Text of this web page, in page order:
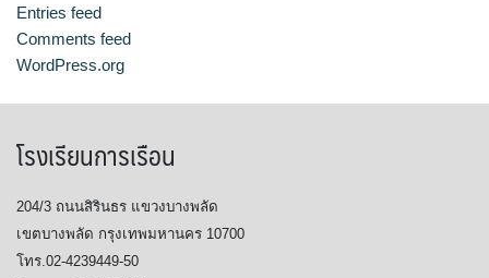
Entries feed
Comments feed
WordPress.org
โรงเรียนการเรือน
204/3 ถนนสิรินธร แขวงบางพลัด
เขตบางพลัด กรุงเทพมหานคร 10700
โทร.02-4239449-50